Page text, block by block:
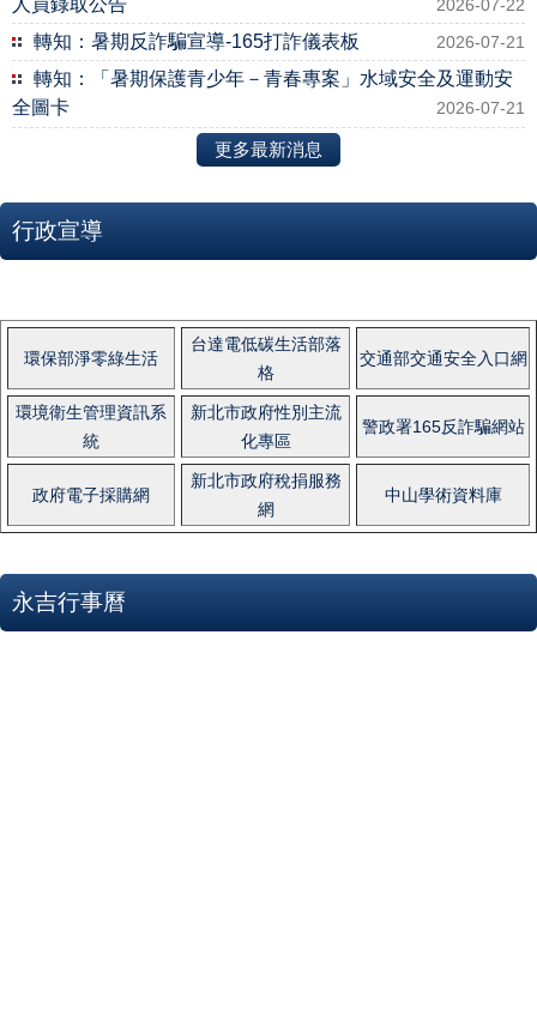
2026-07-22
轉知：暑期反詐騙宣導-165打詐儀表板 2026-07-21
轉知：「暑期保護青少年－青春專案」水域安全及運動安
全圖卡
2026-07-21
更多最新消息
行政宣導
環保部淨零綠生活
台達電低碳生活部落
格
交通部交通安全入口網
環境衛生管理資訊系
統
新北市政府性別主流
化專區
警政署165反詐騙網站
政府電子採購網
新北市政府稅捐服務
網
中山學術資料庫
永吉行事曆